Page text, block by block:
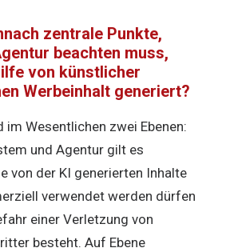
zentrale Punkte,
beachten muss,
von künstlicher
Werbeinhalt generiert?
im Wesentlichen zwei Ebenen:
und Agentur gilt es
von der KI generierten Inhalte
verwendet werden dürfen
einer Verletzung von
besteht. Auf Ebene